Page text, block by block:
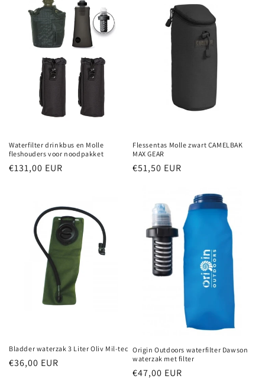
Waterfilter drinkbus en Molle
fleshouders voor noodpakket
Normale
€131,00 EUR
Flessentas Molle zwart CAMELBAK
MAX GEAR
Normale
€51,50 EUR
Bladder waterzak 3 Liter Oliv Mil-tec
Normale
€36,00 EUR
Origin Outdoors waterfilter Dawson
waterzak met filter
Normale
€47,00 EUR